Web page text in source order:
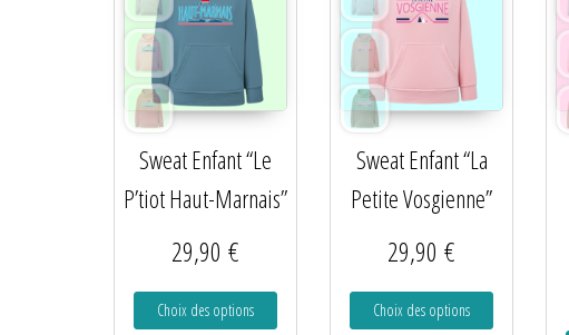
Sweat Enfant “Le
P’tiot Haut-Marnais”
29,90€
Choix des options
Sweat Enfant “La
Petite Vosgienne”
29,90€
Choix des options